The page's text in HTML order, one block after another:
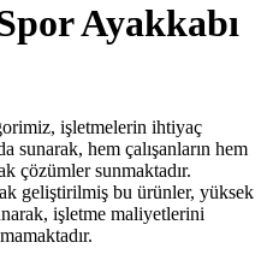
Ayakkabı
işletmelerin ihtiyaç
sunarak, hem çalışanların hem
çözümler sunmaktadır.
geliştirilmiş bu ürünler, yüksek
işletme maliyetlerini